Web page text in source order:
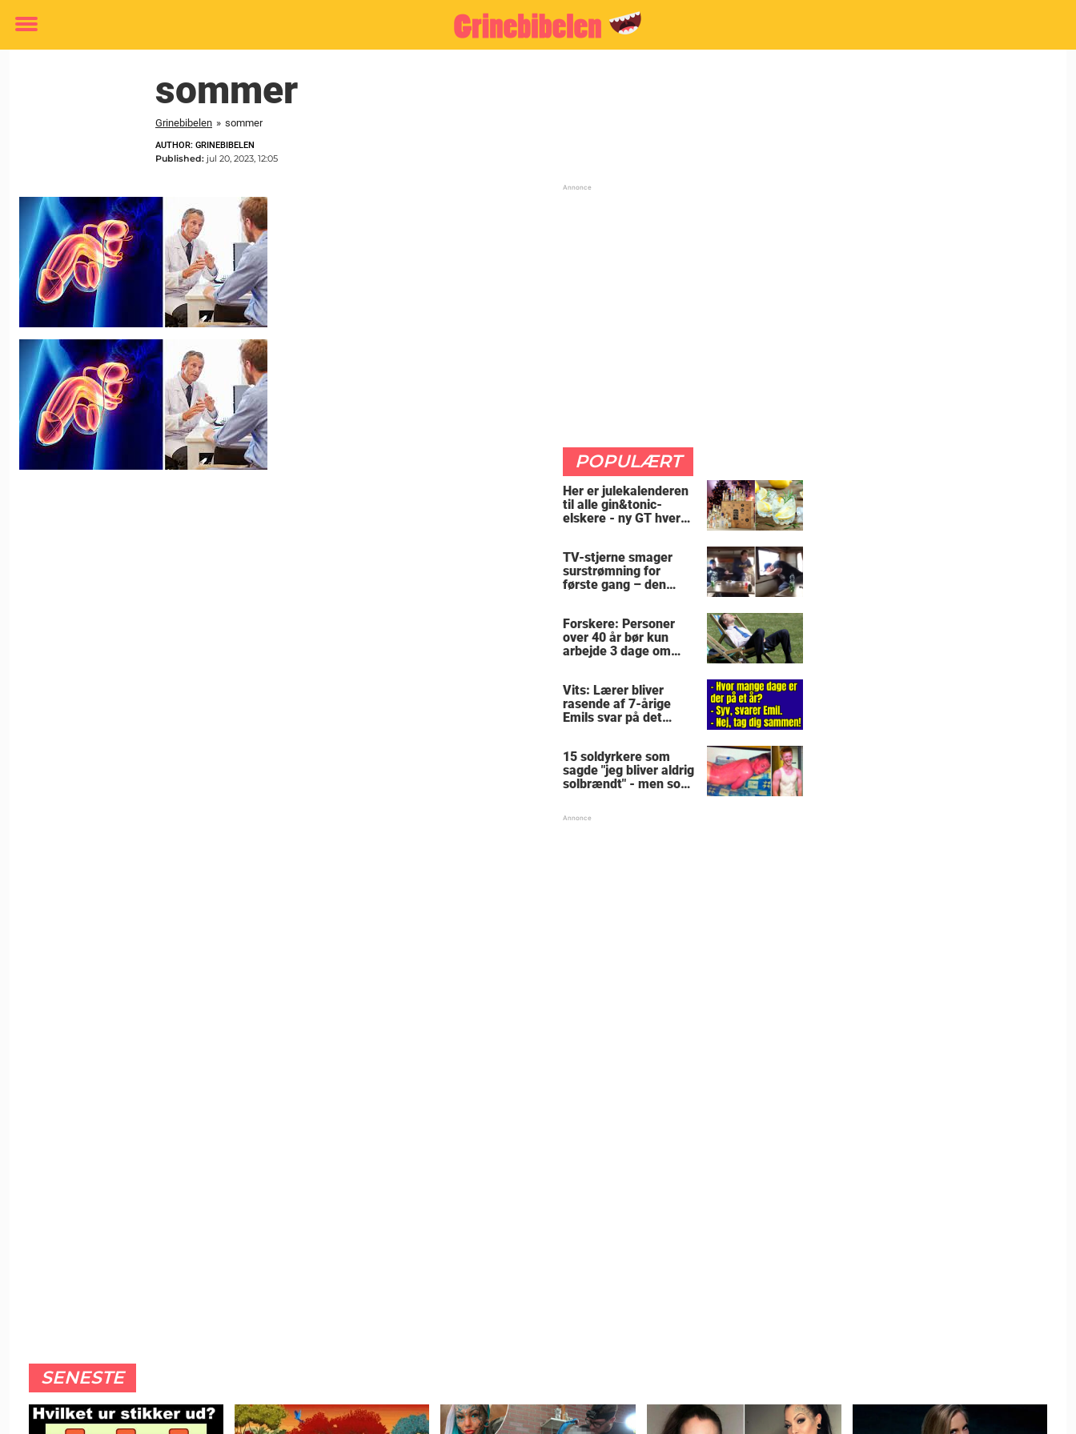
Toggle
sommer
Grinebibelen » sommer
AUTHOR: GRINEBIBELEN
Published: jul 20, 2023, 12:05
POPULÆRT
Her er julekalenderen
til alle gin&tonic-
elskere - ny GT hver
TV-stjerne smager
surstrømning for
første gang – den
skrige af grin
Forskere: Personer
over 40 år bør kun
arbejde 3 dage om
Vits: Lærer bliver
rasende af 7-årige
Emils svar på det
svar på tiltale er
genialt
15 soldyrkere som
sagde "jeg bliver aldrig
solbrændt" - men som
SENESTE